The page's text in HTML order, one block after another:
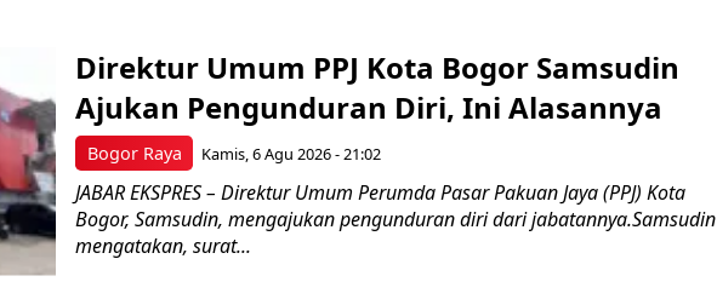
Bogor Raya
Direktur Umum PPJ Kota Bogor Samsudin
Ajukan Pengunduran Diri, Ini Alasannya
Kamis, 6 Agu 2026 - 21:02
JABAR EKSPRES – Direktur Umum Perumda Pasar Pakuan Jaya (PPJ) Kota
Bogor, Samsudin, mengajukan pengunduran diri dari jabatannya.Samsudin
mengatakan, surat...